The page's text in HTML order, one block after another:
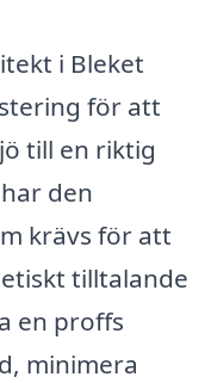
i Bleket
för att
till en riktig
den
krävs för att
tilltalande
en proffs
minimera